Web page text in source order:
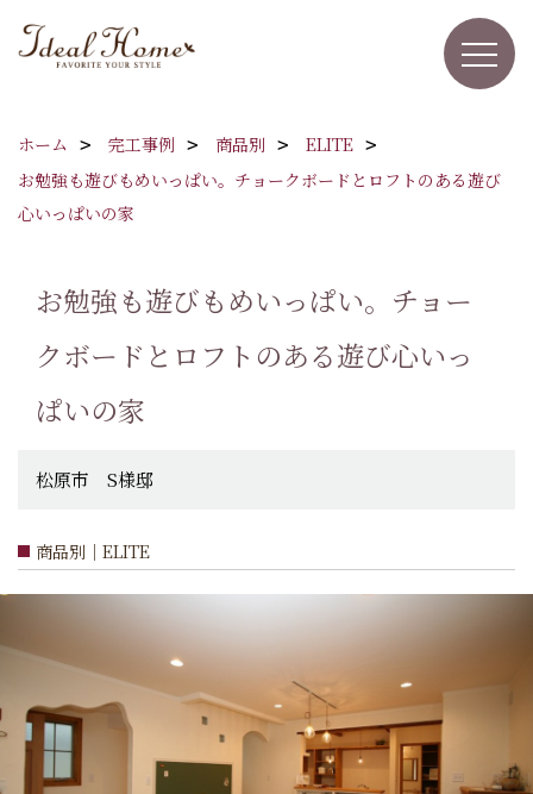
ホーム 完工事例 商品別
ELITE
お勉強も遊びもめいっぱい。チョークボードとロフトのある遊び
心いっぱいの家
お勉強も遊びもめいっぱい。チョー
クボードとロフトのある遊び心いっ
ぱいの家
松原市 S様邸
商品別｜ELITE